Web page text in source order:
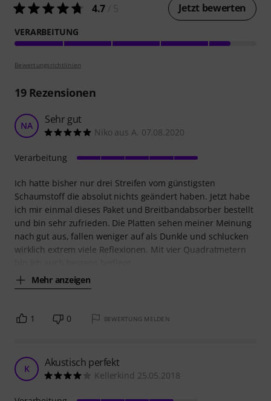
4.7 Jetzt bewerten
VERARBEITUNG
Bewertungsrichtlinien
19Rezensionen
NA Sehr gut
Niko aus A. 07.08.2020
Ich hatte bisher nur drei Streifen vom günstigsten
Schaumstoff die absolut nichts geändert haben. Jetzt habe
ich mir einmal dieses Paket und Breitbandabsorber bestellt
und bin sehr zufrieden. Die Platten sehen meiner Meinung
nach gut aus, fallen weniger auf als Dunkle und schlucken
wirklich extrem viele Reflexionen. Mit vier Quadratmetern
Mehr anzeigen
Verarbeitung
1 0 BEWERTUNG MELDEN
K Akustisch perfekt
Kellerkind 25.05.2018